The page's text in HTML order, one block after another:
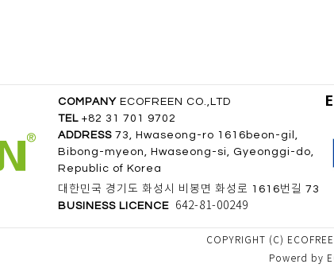
COMPANY ECOFREEN CO.,LTD
TEL +82 31 701 9702
ADDRESS 73, Hwaseong-ro 1616beon-gil,
Bibong-myeon, Hwaseong-si, Gyeonggi-do,
Republic of Korea
대한민국 경기도 화성시 비봉면 화성로 1616번길 73
BUSINESS LICENCE 642-81-00249
COPYRIGHT (C)
Powerd by